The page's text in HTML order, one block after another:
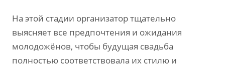
На этой стадии организатор тщательно
выясняет все предпочтения и ожидания
молодожёнов‚ чтобы будущая свадьба
полностью соответствовала их стилю и